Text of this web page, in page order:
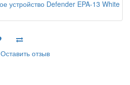
Оставить отзыв